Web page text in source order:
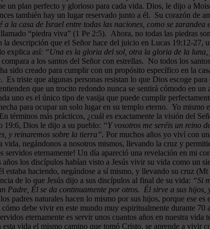
plan perfecto y glorioso para cada vida. Dios, le dijo a
también hay un lugar reservado junto a él. Su corazón de
la casa de Israel entre todas las naciones, como se
“piedra viva” (1 Pe 2:5). Ahora, no todas las piedras
descripción que el Señor hace del juicio en Lucas 19:12-27,
explica así: “Una es la gloria del sol, otra la gloria de la luna,
a los santos del Señor con estrellas. No todos los
sido creado para cumplir con un propósito específico en la
triste que algunas personas resistan lo que Dios escoge
que un trocito redondo nunca se sentirá cómodo en
uno es el único tipo de vasija que puede cumplir
para ocupar un solo lugar en su templo eterno. Yo mismo
términos más prácticos, ¿cuál es exactamente la visión del
19:6, Dios le dijo a su pueblo: “Y vosotros me seréis un reino
y reinaremos sobre la tierra”. Por muchos años yo viví con
vida, negándonos a nosotros mismos, llevando la cruz y
servidos eternamente! Un día apareció una revelación en mi
los discípulos habían visto a Jesús vivir su vida como un
haciendo, negándose a sí mismo, y llevando su cruz
de lo que Jesús dijo a sus discípulos al final de su vida: “Si
Padre, Él se da continuamente por otros. Él sirve a sus
padres naturales hacen lo mismo por sus hijos, porque ese
debe vivir en este mundo muy espiritualmente durante
eternamente es servir unos cuantos años en nuestra
vida el mismo camino que tomó Cristo, se aprende a